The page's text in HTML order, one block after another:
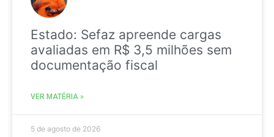
Estado: Sefaz apreende cargas
avaliadas em R$ 3,5 milhões sem
documentação fiscal
VER MATÉRIA »
5 de agosto de 2026